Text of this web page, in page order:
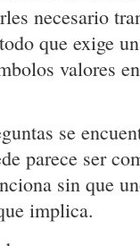
necesario
que exige
valores
se
parece ser
sin que
implica.